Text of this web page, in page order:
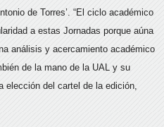
de Torres’. “El ciclo académico
a estas Jornadas porque aúna
análisis y acercamiento académico
de la mano de la UAL y su
elección del cartel de la edición,